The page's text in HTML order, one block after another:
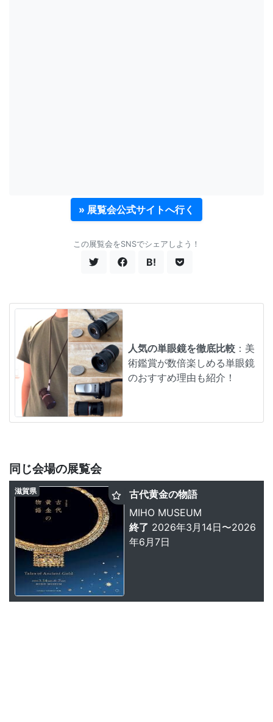
» 展覧会公式サイトへ行く
この展覧会をSNSでシェアしよう！
B!
人気の単眼鏡を徹底比較 ：美
術鑑賞が数倍楽しめる単眼鏡
のおすすめ理由も紹介！
同じ会場の展覧会
古代黄金の物語
MIHO MUSEUM
終了 2026年3月14日〜2026
年6月7日
滋賀県